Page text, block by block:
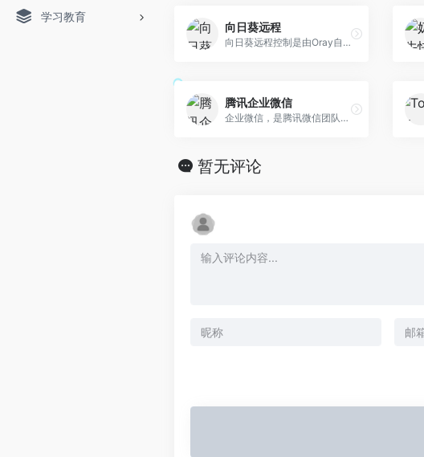
学习教育
向日葵远程
向日葵远程控制是由Oray自主研发的一款阳光、绿色的免费远程控制软件。向日葵远程控制是一款面向企业和专业人员的远程PC管理和控制的服务软件。可远程控制下载文件，控制
腾讯企业微信
企业微信，是腾讯微信团队为企业打造的专业办公管理工具。与微信一致的沟通体验，全方位连接微信，文档、会议、邮件、日程、微盘等效率工具，丰富免费的OA应用，为零售、教育
暂无评论